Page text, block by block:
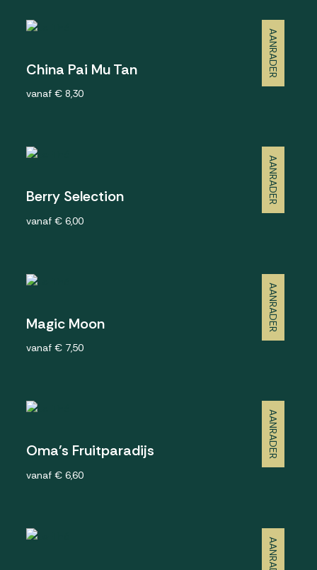
AANRADER
China Pai Mu Tan
vanaf € 8,30
AANRADER
Berry Selection
vanaf € 6,00
AANRADER
Magic Moon
vanaf € 7,50
AANRADER
Oma's Fruitparadijs
vanaf € 6,60